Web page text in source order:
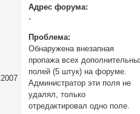
Адрес форума:
-
Проблема:
Обнаружена внезапная
пропажа всех
полей (5 штук) на форуме.
Администратор эти поля не
удалял, только
отредактировал одно поле.